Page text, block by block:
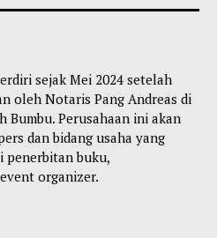
sejak Mei 2024 setelah
oleh Notaris Pang Andreas di
Bumbu. Perusahaan ini akan
dan bidang usaha yang
penerbitan buku,
organizer.